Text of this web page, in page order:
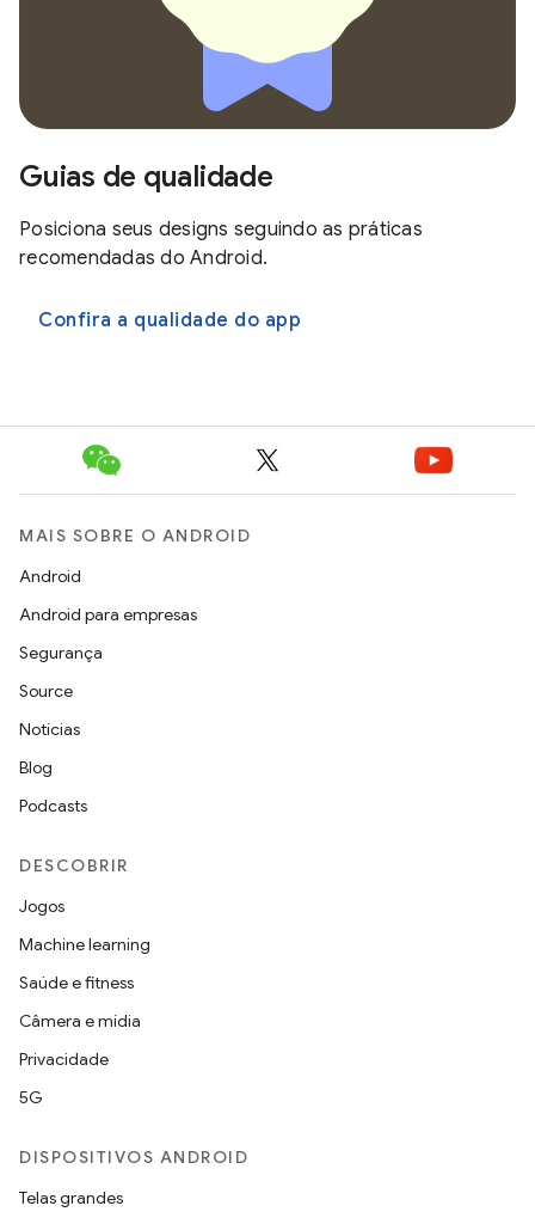
Guias de qualidade
Posiciona seus designs seguindo as práticas
recomendadas do Android.
Confira a qualidade do app
MAIS SOBRE O ANDROID
Android
Android para empresas
Segurança
Source
Notícias
Blog
Podcasts
DESCOBRIR
Jogos
Machine learning
Saúde e fitness
Câmera e mídia
Privacidade
5G
DISPOSITIVOS ANDROID
Telas grandes